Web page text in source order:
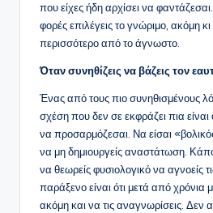
που είχες ήδη αρχίσει να
φορές επιλέγεις το γνώριμο, ακόμη
περισσότερο από το άγνωστο.
Όταν συνηθίζεις να βάζεις τον
Ένας από τους πιο συνηθισμένους
σχέση που δεν σε εκφράζει πια
να προσαρμόζεσαι. Να είσαι
να μη δημιουργείς αναστάτωση.
να θεωρείς φυσιολογικό να αγνοείς
παράξενο είναι ότι μετά από χρόνια
ακόμη και να τις αναγνωρίσεις. Δεν